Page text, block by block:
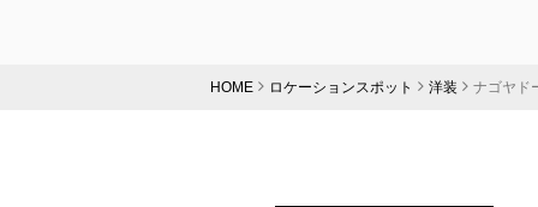
HOME ロケーションスポット 洋装 ナゴヤド